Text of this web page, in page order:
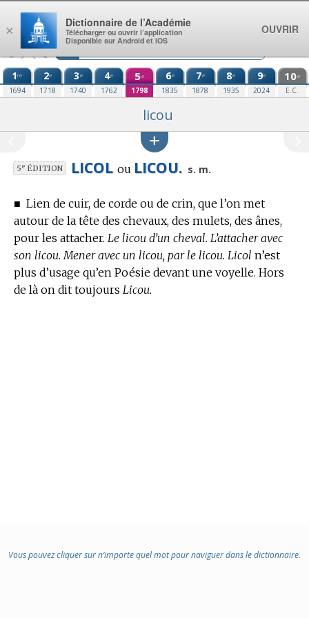
Aller au contenu
1re
1694
2e
1718
3e
1740
4e
1762
5e
1798
6e
1835
7e
1878
8e
1935
9e
2024
10e
E.C.
licou
5eÉDITION LICOL ou LICOU. s. m.
■ Lien de cuir, de corde ou de crin, que l’on met
autour de la tête des chevaux, des mulets, des ânes,
pour les attacher. Le licou d’un cheval. L’attacher avec
son licou. Mener avec un licou, par le licou. Licol n’est
plus d’usage qu’en Poésie devant une voyelle. Hors
de là on dit toujours Licou.
Vous pouvez cliquer sur n’importe quel mot pour naviguer dans le dictionnaire.
×
Dictionnaire de l’Académie
Télécharger ou ouvrir l’application
Disponible sur Android et iOS
OUVRIR